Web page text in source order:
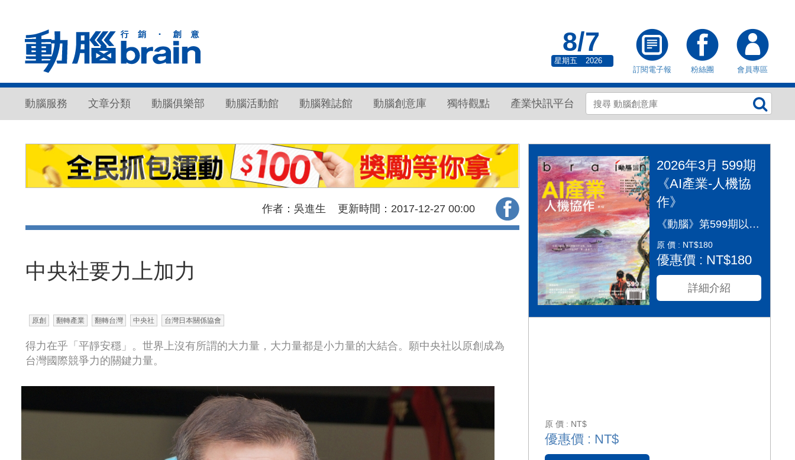
8/7
星期五
2026
訂閱電子報
粉絲團 會員專區
動腦服務 文章分類 動腦俱樂部 動腦活動館 動腦雜誌館 動腦創意庫 獨特觀點 產業快訊平台
作者：吳進生 更新時間：2017-12-27 00:00
中央社要力上加力
原創 翻轉產業 翻轉台灣 中央社 台灣日本關係協會
得力在乎「平靜安穩」。世界上沒有所謂的大力量，大力量都是小力量的大結合。願中央社以原創成為
台灣國際競爭力的關鍵力量。
2026年3月 599期
《AI產業-人機協
作》
《動腦》第599期以「AI產業：人機協作」為封面故事，探討AI從「造夢期」邁入「落地應用」的關鍵變革。本期深入剖析2026年AI產業全景，涵蓋代理型AI（Agentic AI）如何重塑顧客旅程、企業導入實戰指南及風險治理。透過專家觀點，解構從智慧金融到行銷流程的自動化轉型，並探討「人機協作」模式下，行銷人如何從軟體操作者轉變為AI指揮官，在矽基與碳基共存的時代，將算力轉化為驅動企業長期成長的關鍵動能，打造更有溫度的未來生活。
原 價 : NT$180
優惠價 : NT$180
詳細介紹
原 價 : NT$
優惠價 : NT$